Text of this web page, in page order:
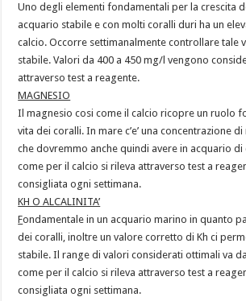
Uno degli elementi fondamentali per la crescita
acquario stabile e con molti coralli duri ha un
calcio. Occorre settimanalmente controllare tale
stabile. Valori da 400 a 450 mg/l vengono
attraverso test a reagente.
MAGNESIO
Il magnesio cosi come il calcio ricopre un ruolo
vita dei coralli. In mare c’e’ una concentrazione
che dovremmo anche quindi avere in acquario di
come per il calcio si rileva attraverso test a
consigliata ogni settimana.
KH O ALCALINITA’
Fondamentale in un acquario marino in quanto
dei coralli, inoltre un valore corretto di Kh ci
stabile. Il range di valori considerati ottimali va da
come per il calcio si rileva attraverso test a
consigliata ogni settimana.